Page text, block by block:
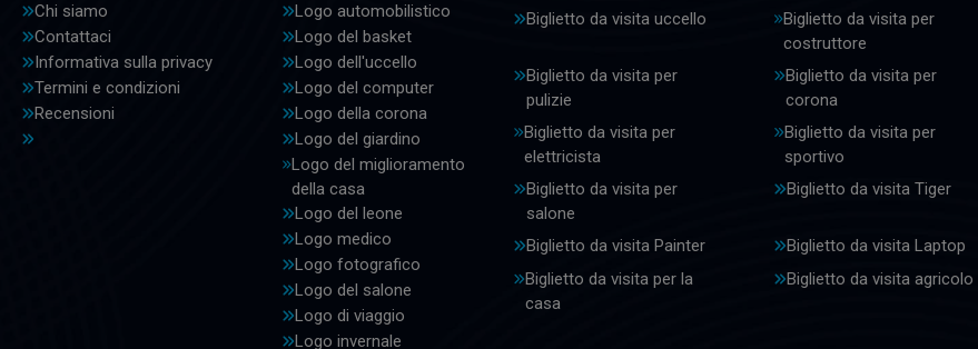
Chi siamo
Contattaci
Informativa sulla privacy
Termini e condizioni
Recensioni
Logo automobilistico
Logo del basket
Logo dell'uccello
Logo del computer
Logo della corona
Logo del giardino
Logo del miglioramento
della casa
Logo del leone
Logo medico
Logo fotografico
Logo del salone
Logo di viaggio
Logo invernale
Biglietto da visita uccello
Biglietto da visita per
costruttore
Biglietto da visita per
pulizie
Biglietto da visita per
corona
Biglietto da visita per
elettricista
Biglietto da visita per
sportivo
Biglietto da visita per
salone
Biglietto da visita Tiger
Biglietto da visita Painter
Biglietto da visita Laptop
Biglietto da visita per la
casa
Biglietto da visita agricolo